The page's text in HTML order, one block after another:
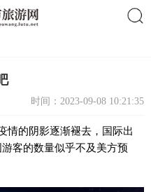
时间：2023-09-08 10:21:35
情的阴影逐渐褪去，国际出
客的数量似乎不及美方预